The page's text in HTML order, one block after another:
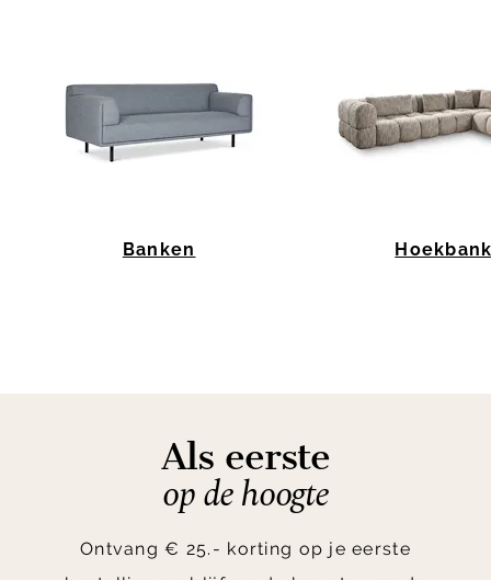
Banken
Als eerste
op de hoogte
Ontvang € 25.- korting op je eerste